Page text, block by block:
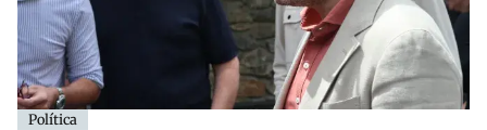
Política